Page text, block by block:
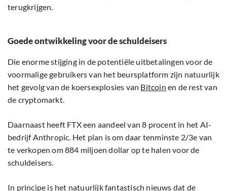
terugkrijgen.
Goede ontwikkeling voor de schuldeisers
Die enorme stijging in de potentiële uitbetalingen voor de
voormalige gebruikers van het beursplatform zijn natuurlijk
het gevolg van de koersexplosies van Bitcoin en de rest van
de cryptomarkt.
Daarnaast heeft FTX een aandeel van 8 procent in het AI-
bedrijf Anthropic. Het plan is om daar tenminste 2/3e van
te verkopen om 884 miljoen dollar op te halen voor de
schuldeisers.
In principe is het natuurlijk fantastisch nieuws dat de